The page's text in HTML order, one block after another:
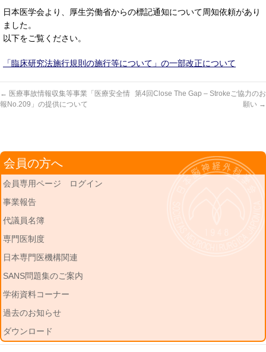
日本医学会より、厚生労働省からの標記通知について周知依頼があり
ました。
以下をご覧ください。
「臨床研究法施行規則の施行等について」の一部改正について
← 医療事故情報収集等事業「医療安全情
報No.209」の提供について
第4回Close The Gap – Strokeご協力のお
願い →
会員の方へ
会員専用ページ ログイン
事業報告
代議員名簿
専門医制度
日本専門医機構関連
SANS問題集のご案内
学術資料コーナー
過去のお知らせ
ダウンロード